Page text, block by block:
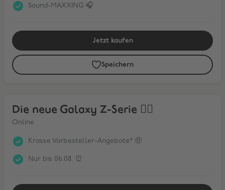
Sound-MAXXING 🎧
Jetzt kaufen
Speichern
Die neue Galaxy Z-Serie ❤️‍🔥
Online
Krasse Vorbesteller-Angebote* 🤑
Nur bis 06.08. ⏰